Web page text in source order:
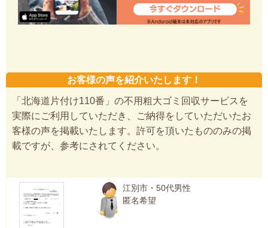
お客様の声を紹介いたします！
「北海道片付け110番」の不用粗大ゴミ回収サービスを
実際にご利用していただき、ご納得をしていただいたお
客様の声を掲載いたします。許可を頂いたもののみの掲
載ですが、参考にされてください。
江別市・50代男性
匿名希望